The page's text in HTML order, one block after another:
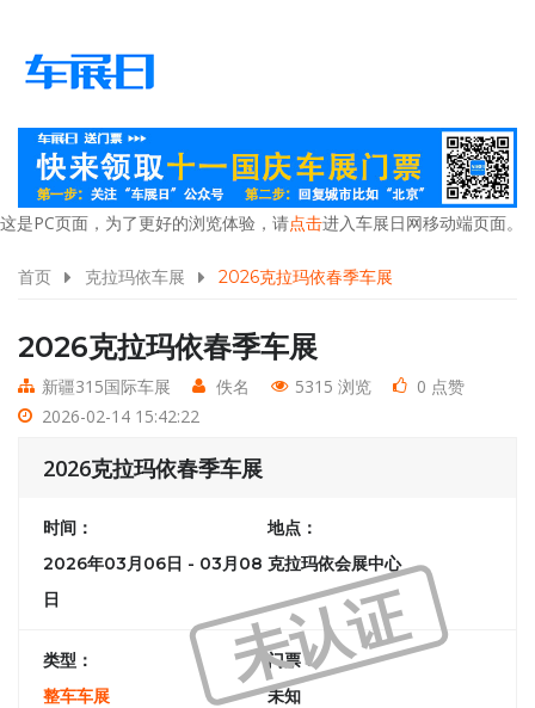
这是PC页面，为了更好的浏览体验，请点击进入车展日网移动端页面。
首页 克拉玛依车展 2026克拉玛依春季车展
2026克拉玛依春季车展
新疆315国际车展 佚名 5315 浏览
0 点赞
2026-02-14 15:42:22
2026克拉玛依春季车展
未认证
时间：
2026年03月06日 - 03月08
日
地点：
克拉玛依会展中心
类型：
整车车展
门票：
未知